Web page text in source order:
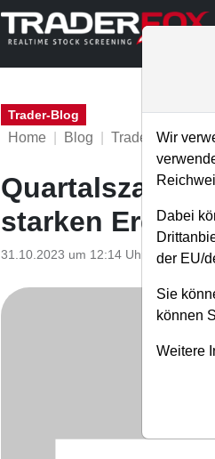
Trader-Blog
Home Blog Trader-Blog
Quartalszahlen
starken
31.10.2023 um 12:14 Uhr A.
Wir
Dabei
der EU/
Sie
können
Weitere